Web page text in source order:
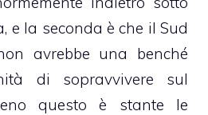
e la seconda è che il Sud
avrebbe una benché
di sopravvivere sul
questo è stante le